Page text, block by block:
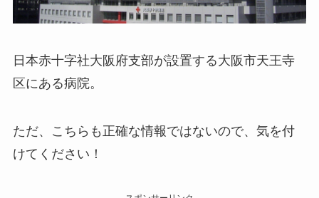
日本赤十字社大阪府支部が設置する大阪市天王寺
区にある病院。
ただ、こちらも正確な情報ではないので、気を付
けてください！